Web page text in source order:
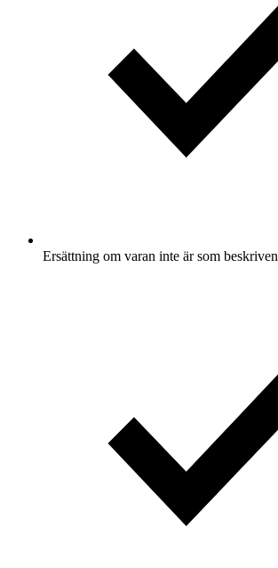
Ersättning om varan inte är som beskriven